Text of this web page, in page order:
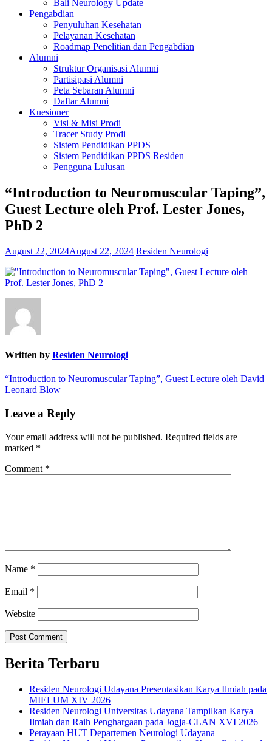
Bali Neurology Update
Pengabdian
Penyuluhan Kesehatan
Pelayanan Kesehatan
Roadmap Penelitian dan Pengabdian
Alumni
Struktur Organisasi Alumni
Partisipasi Alumni
Peta Sebaran Alumni
Daftar Alumni
Kuesioner
Visi & Misi Prodi
Tracer Study Prodi
Sistem Pendidikan PPDS
Sistem Pendidikan PPDS Residen
Pengguna Lulusan
“Introduction to Neuromuscular Taping”,
Guest Lecture oleh Prof. Lester Jones,
PhD 2
August 22, 2024August 22, 2024 Residen Neurologi
Written by Residen Neurologi
Post
navigation
“Introduction to Neuromuscular Taping”, Guest Lecture oleh David
Leonard Blow
Leave a Reply
Your email address will not be published. Required fields are
marked *
Comment *
Name *
Email *
Website
Berita Terbaru
Residen Neurologi Udayana Presentasikan Karya Ilmiah pada
MIELUM XIV 2026
Residen Neurologi Universitas Udayana Tampilkan Karya
Ilmiah dan Raih Penghargaan pada Jogja-CLAN XVI 2026
Perayaan HUT Departemen Neurologi Udayana